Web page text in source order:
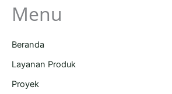
Menu
Beranda
Layanan Produk
Proyek